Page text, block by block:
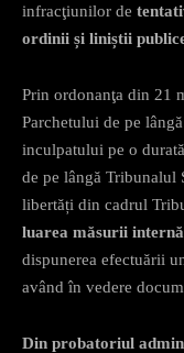
infracţiunilor de
ordinii și liniștii
Prin ordonanţa din 21
Parchetului de pe
inculpatului pe o
de pe lângă Tribunalul
libertăți din cadrul
luarea măsurii
dispunerea efectuării
având în vedere
Din probatoriul